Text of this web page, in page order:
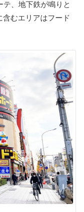
、地下鉄が鳴りと
むエリアはフード